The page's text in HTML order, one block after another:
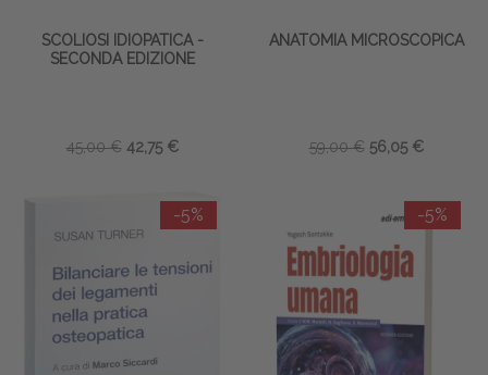
SCOLIOSI IDIOPATICA -
SECONDA EDIZIONE
45,00 € 42,75 €
ANATOMIA MICROSCOPICA
59,00 € 56,05 €
-5% -5%